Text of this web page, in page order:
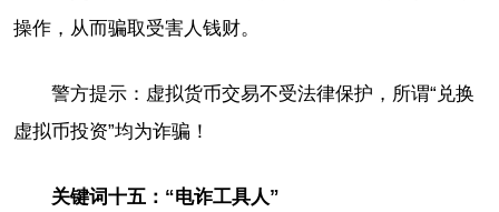
操作，从而骗取受害人钱财。
警方提示：虚拟货币交易不受法律保护，所谓“兑换
虚拟币投资”均为诈骗！
关键词十五：“电诈工具人”